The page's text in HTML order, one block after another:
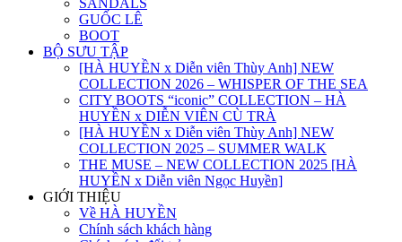
SANDALS
GUỐC LÊ
BOOT
BỘ SƯU TẬP
[HÀ HUYỀN x Diễn viên Thùy Anh] NEW
COLLECTION 2026 – WHISPER OF THE SEA
CITY BOOTS “iconic” COLLECTION – HÀ
HUYỀN x DIỄN VIÊN CÙ TRÀ
[HÀ HUYỀN x Diễn viên Thùy Anh] NEW
COLLECTION 2025 – SUMMER WALK
THE MUSE – NEW COLLECTION 2025 [HÀ
HUYỀN x Diễn viên Ngọc Huyền]
GIỚI THIỆU
Về HÀ HUYỀN
Chính sách khách hàng